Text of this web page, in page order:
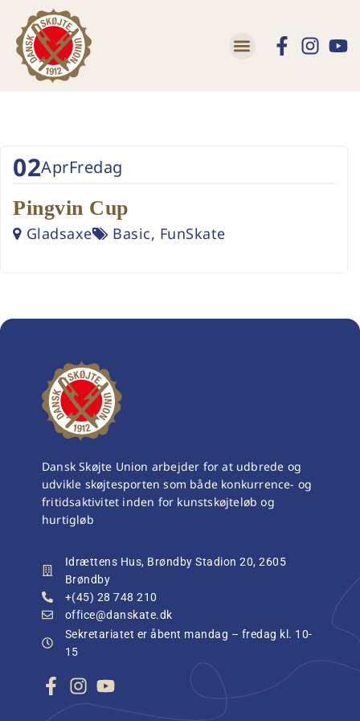
02AprFredag
Pingvin Cup
Gladsaxe Basic, FunSkate
Dansk Skøjte Union arbejder for at udbrede og
udvikle skøjtesporten som både konkurrence- og
fritidsaktivitet inden for kunstskøjteløb og
hurtigløb
Idrættens Hus, Brøndby Stadion 20, 2605
Brøndby
+(45) 28 748 210
office@danskate.dk
Sekretariatet er åbent mandag – fredag kl. 10-
15